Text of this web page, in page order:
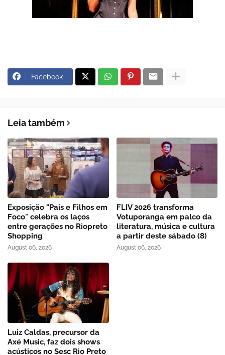
Facebook
Leia também
Exposição "Pais e Filhos em
Foco" celebra os laços
entre gerações no Riopreto
Shopping
August 06, 2026
FLIV 2026 transforma
Votuporanga em palco da
literatura, música e cultura
a partir deste sábado (8)
August 06, 2026
Luiz Caldas, precursor da
Axé Music, faz dois shows
acústicos no Sesc Rio Preto